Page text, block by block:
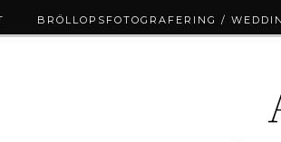
BRÖLLOPSFOTOGRAFERING /